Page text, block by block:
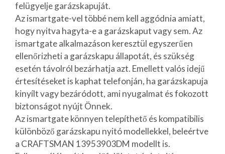
felügyelje garázskapuját.
Az ismartgate-vel többé nem kell aggódnia amiatt,
hogy nyitva hagyta-e a garázskaput vagy sem. Az
ismartgate alkalmazáson keresztül egyszerűen
ellenőrizheti a garázskapu állapotát, és szükség
esetén távolról bezárhatja azt. Emellett valós idejű
értesítéseket is kaphat telefonján, ha garázskapuja
kinyílt vagy bezáródott, ami nyugalmat és fokozott
biztonságot nyújt Önnek.
Az ismartgate könnyen telepíthető és kompatibilis
különböző garázskapu nyitó modellekkel, beleértve
a CRAFTSMAN 13953903DM modellt is.